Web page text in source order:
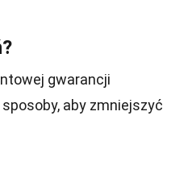
gwarancji
aby zmniejszyć